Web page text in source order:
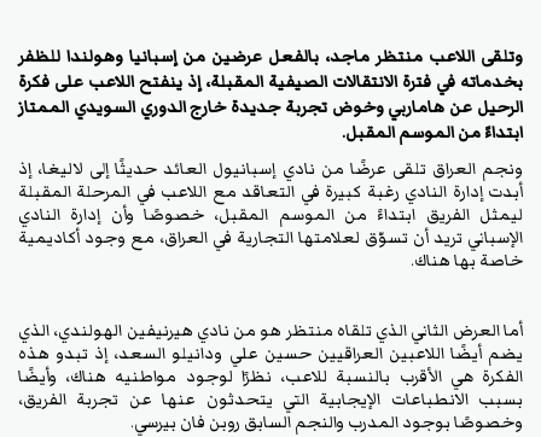
وتلقى اللاعب منتظر ماجد، بالفعل عرضين من إسبانيا وهولندا للظفر
بخدماته في فترة الانتقالات الصيفية المقبلة، إذ ينفتح اللاعب على فكرة
الرحيل عن هاماربي وخوض تجربة جديدة خارج الدوري السويدي الممتاز
ابتداءً من الموسم المقبل.
ونجم العراق تلقى عرضًا من نادي إسبانيول العائد حديثًا إلى لاليغا، إذ
أبدت إدارة النادي رغبة كبيرة في التعاقد مع اللاعب في المرحلة المقبلة
ليمثل الفريق ابتداءً من الموسم المقبل، خصوصًا وأن إدارة النادي
الإسباني تريد أن تسوّق لعلامتها التجارية في العراق، مع وجود أكاديمية
خاصة بها هناك.
أما العرض الثاني الذي تلقاه منتظر هو من نادي هيرنيفين الهولندي، الذي
يضم أيضًا اللاعبين العراقيين حسين علي ودانيلو السعد، إذ تبدو هذه
الفكرة هي الأقرب بالنسبة للاعب، نظرًا لوجود مواطنيه هناك، وأيضًا
بسبب الانطباعات الإيجابية التي يتحدثون عنها عن تجربة الفريق،
وخصوصًا بوجود المدرب والنجم السابق روبن فان بيرسي.